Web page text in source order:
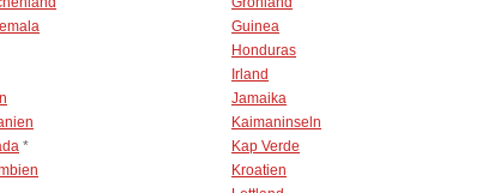
Guinea
Honduras
Irland
Jamaika
Kaimaninseln
* Kap Verde
Kroatien